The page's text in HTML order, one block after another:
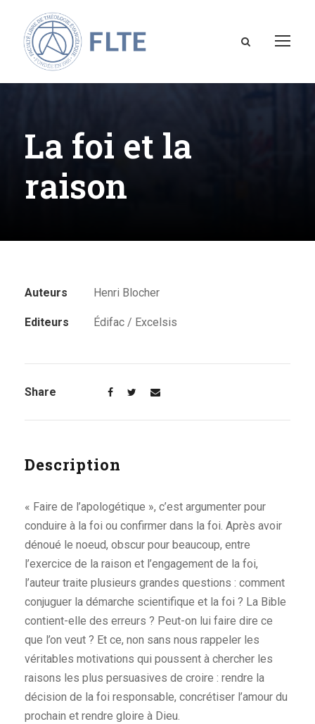
La foi et la
raison
Auteurs Henri Blocher
Editeurs Édifac / Excelsis
Share
Description
« Faire de l’apologétique », c’est argumenter pour
conduire à la foi ou confirmer dans la foi. Après avoir
dénoué le noeud, obscur pour beaucoup, entre
l’exercice de la raison et l’engagement de la foi,
l’auteur traite plusieurs grandes questions : comment
conjuguer la démarche scientifique et la foi ? La Bible
contient-elle des erreurs ? Peut-on lui faire dire ce
que l’on veut ? Et ce, non sans nous rappeler les
véritables motivations qui poussent à chercher les
raisons les plus persuasives de croire : rendre la
décision de la foi responsable, concrétiser l’amour du
prochain et rendre gloire à Dieu.